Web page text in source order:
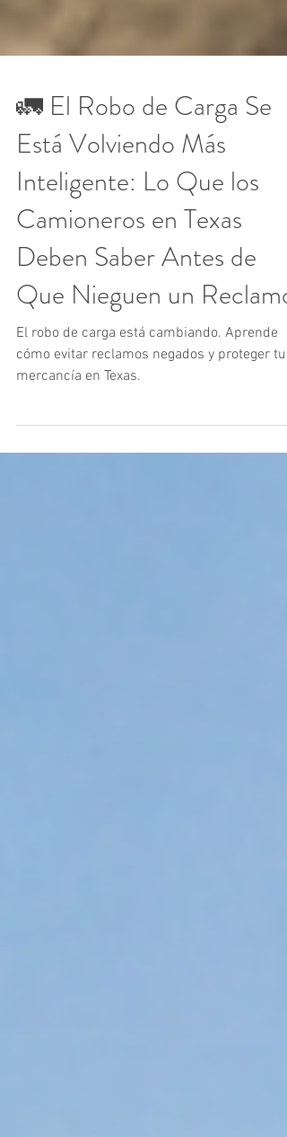
🚛 El Robo de Carga Se
Está Volviendo Más
Inteligente: Lo Que los
Camioneros en Texas
Deben Saber Antes de
Que Nieguen un Reclamo
El robo de carga está cambiando. Aprende
mercancía en Texas.